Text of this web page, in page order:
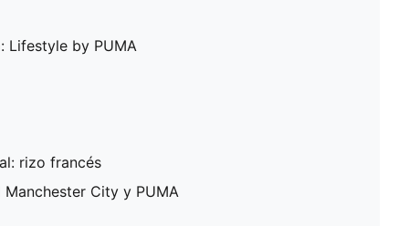
Lifestyle by PUMA
rizo francés
City y PUMA